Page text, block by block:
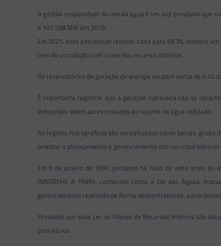
A gestão responsável do uso da água é um dos princípios que
a 101.598 MW em 2016.
Em 2021, esse percentual relativo cairá para 68,3%, embora
tem de vinculação com o uso dos recursos hídricos.
Os reservatórios de geração de energia ocupam cerca de
É importante registrar que a geração hidráulica não se
industriais sejam acrescentados ao volume de água utilizado.
As regiões hidrográficas são conceituadas como bacias,
orientar o planejamento e gerenciamento dos recursos hídricos
Em 8 de janeiro de 1997, portanto há mais de vinte anos, foi
(SINGREH). A PNRH, conhecida como a Lei das Águas,
gerenciamento realizado de forma descentralizada,
Previstos por essa Lei, os Planos de Recursos Hídricos são
prioritários.